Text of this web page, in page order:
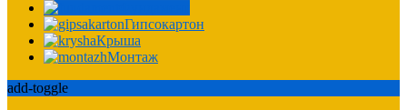
Гипсокартон
Крыша
Монтаж
add-toggle